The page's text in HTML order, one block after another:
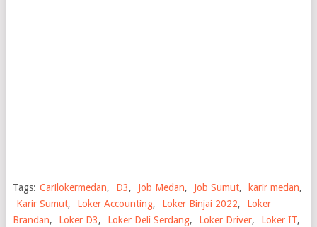
Tags: Carilokermedan, D3, Job Medan, Job Sumut, karir medan,
Karir Sumut, Loker Accounting, Loker Binjai 2022,
Loker
Brandan, Loker D3, Loker Deli Serdang, Loker Driver, Loker IT,